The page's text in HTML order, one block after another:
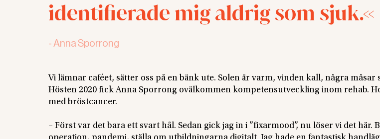
identifierade mig aldrig som sjuk.
-Anna Sporrong
Vi lämnar caféet, sätter oss på en bänk ute. Solen är varm, vinden kall, några
Hösten 2020 fick Anna Sporrong ovälkommen kompetensutveckling inom rehab.
med bröstcancer.
– Först var det bara ett svart hål. Sedan gick jag in i ”fixarmood”, nu löser vi det här.